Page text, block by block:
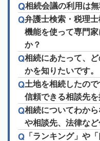
相続会議の利用は
弁護士検索・税理
機能を使って専門
か？
相続にあたって、
かを知りたいです。
土地を相続したの
信頼できる相談先を
相続についてわか
や相談先、法律など
「ランキング」や